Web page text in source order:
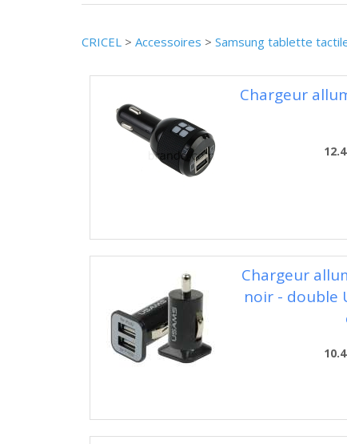
CRICEL > Accessoires > Samsung tablette
Chargeur
Chargeur
noir - double